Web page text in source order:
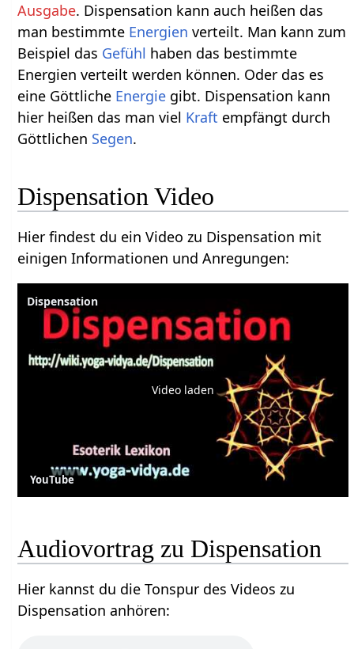
Ausgabe. Dispensation kann auch heißen das
man bestimmte Energien verteilt. Man kann zum
Beispiel das Gefühl haben das bestimmte
Energien verteilt werden können. Oder das es
eine Göttliche Energie gibt. Dispensation kann
hier heißen das man viel Kraft empfängt durch
Göttlichen Segen.
Dispensation Video
Hier findest du ein Video zu Dispensation mit
einigen Informationen und Anregungen:
Dispensation
Video laden
YouTube
Audiovortrag zu Dispensation
Hier kannst du die Tonspur des Videos zu
Dispensation anhören: